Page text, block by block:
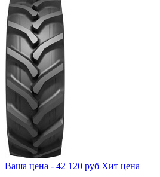
Ваша цена - 42 120 руб Хит цена